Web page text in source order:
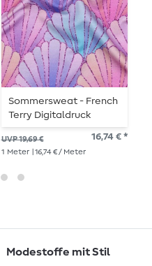
Sommersweat - French
Terry Digitaldruck
Muscheln Flieder
UVP 19,69 € 16,74 € *
1 Meter | 16,74 € / Meter
Modestoffe mit Stil